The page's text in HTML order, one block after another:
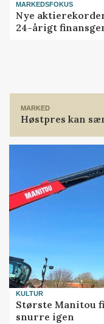
MARKEDSFOKUS
Nye
24-årigt
MARKED
Høstpres kan
KULTUR
Største Manitou
snurre igen